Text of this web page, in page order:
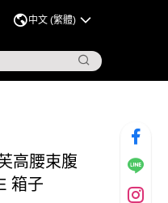
中文 (繁體)
高腰束腹
箱子